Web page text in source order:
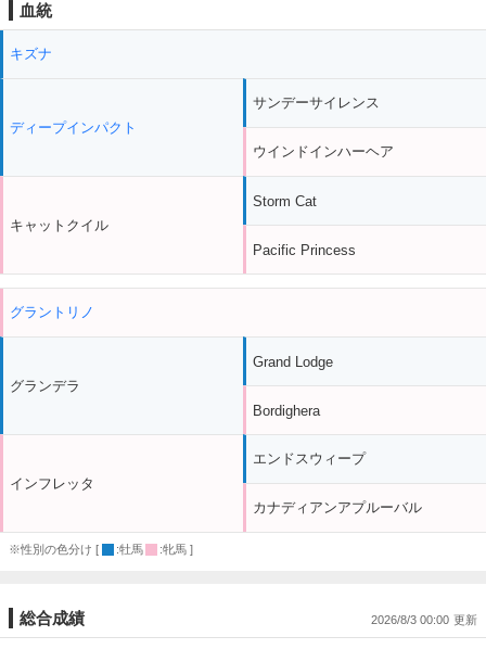
血統
キズナ
ディープインパクト
キャットクイル
サンデーサイレンス
ウインドインハーヘア
Storm Cat
Pacific Princess
グラントリノ
グランデラ
インフレッタ
Grand Lodge
Bordighera
エンドスウィープ
カナディアンアプルーバル
※性別の色分け [ :牡馬 :牝馬 ]
総合成績 2026/8/3 00:00